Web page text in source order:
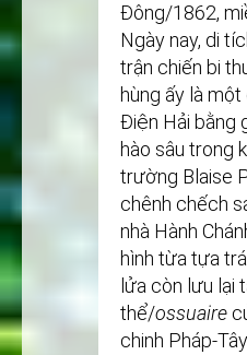
Đông/1862,
Ngày nay, di
trận chiến bi
hùng ấy là
Điện Hải bằng
hào sâu trong
trường Blaise
chênh chếch
nhà Hành
hình từa tựa
lửa còn lưu lại
thể/ossuaire
chinh Pháp-